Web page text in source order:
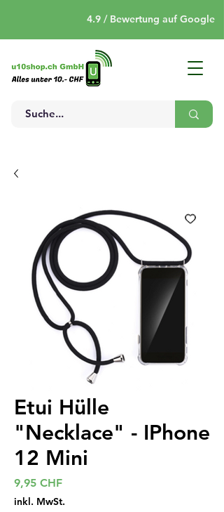
4.9 / Bewertung auf Google
Etui Hülle
"Necklace" - IPhone
12 Mini
9,95 CHFPreis
inkl. MwSt.